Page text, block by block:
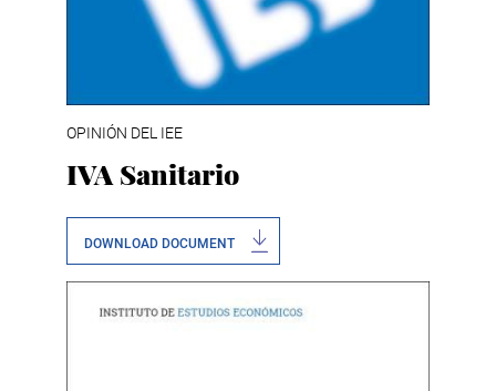
OPINIÓN DEL IEE
IVA Sanitario
DOWNLOAD DOCUMENT